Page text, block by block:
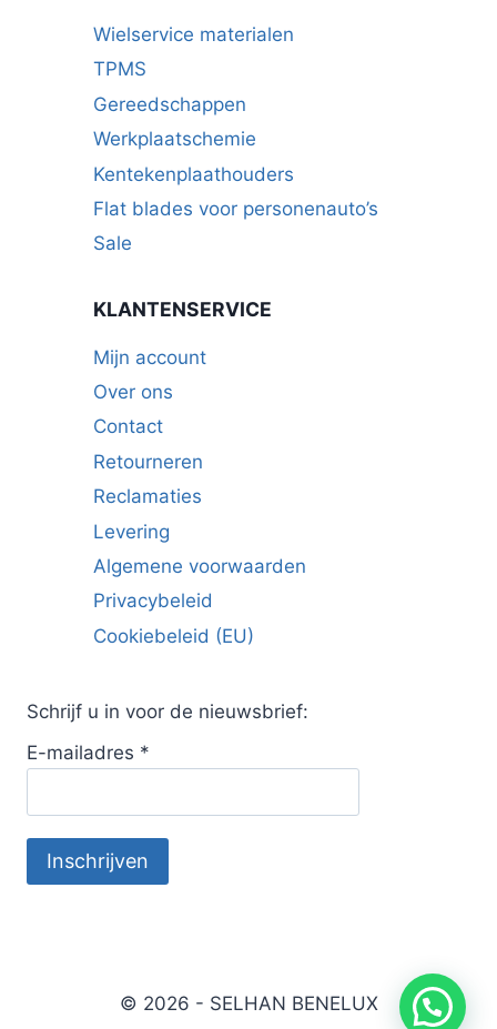
Wielservice materialen
TPMS
Gereedschappen
Werkplaatschemie
Kentekenplaathouders
Flat blades voor personenauto’s
Sale
KLANTENSERVICE
Mijn account
Over ons
Contact
Retourneren
Reclamaties
Levering
Algemene voorwaarden
Privacybeleid
Cookiebeleid (EU)
Schrijf u in voor de nieuwsbrief:
E-mailadres *
© 2026 - SELHAN BENELUX